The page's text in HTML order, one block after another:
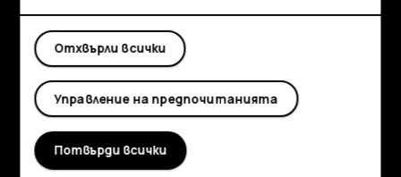
Изследвайте
Информация
Planet and people
Поддръжка
Отхвърли всички
Управление на предпочитанията
Потвърди всички